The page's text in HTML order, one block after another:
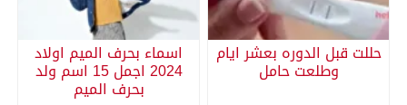
حللت قبل الدوره بعشر ايام
وطلعت حامل
اسماء بحرف الميم اولاد
2024 اجمل 15 اسم ولد
بحرف الميم